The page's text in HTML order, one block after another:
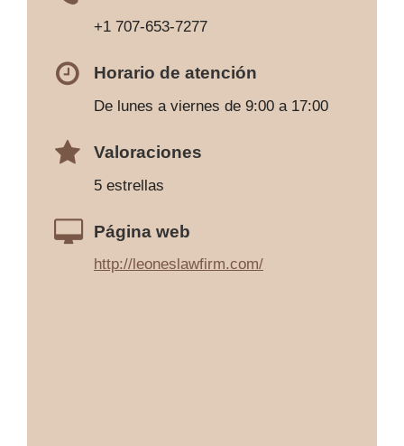
+1 707-653-7277
Horario de atención
De lunes a viernes de 9:00 a 17:00
Valoraciones
5 estrellas
Página web
http://leoneslawfirm.com/